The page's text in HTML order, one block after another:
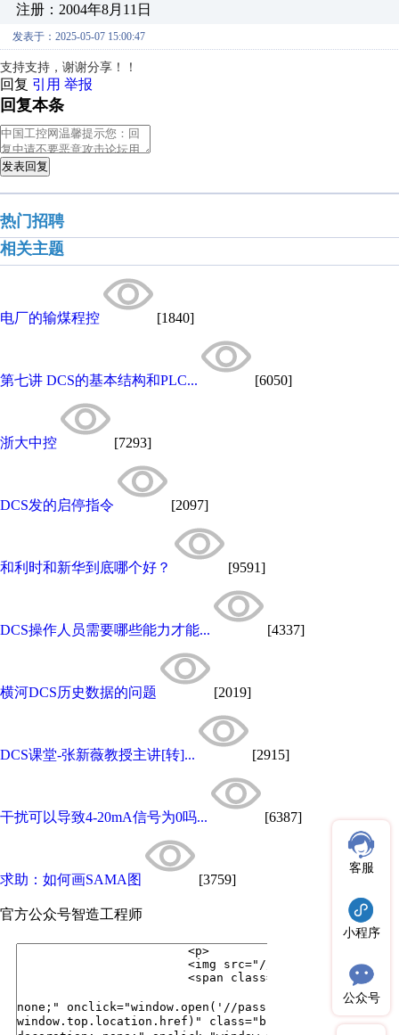
注册：2004年8月11日
发表于：2025-05-07 15:00:47
支持支持，谢谢分享！！
回复 引用 举报
回复本条
发表回复
热门招聘
相关主题
电厂的输煤程控 [1840]
第七讲 DCS的基本结构和PLC... [6050]
浙大中控 [7293]
DCS发的启停指令 [2097]
和利时和新华到底哪个好？ [9591]
DCS操作人员需要哪些能力才能... [4337]
横河DCS历史数据的问题 [2019]
DCS课堂-张新薇教授主讲[转]... [2915]
干扰可以导致4-20mA信号为0吗... [6387]
求助：如何画SAMA图 [3759]
官方公众号智造工程师
客服
小程序
公众号